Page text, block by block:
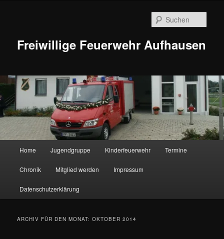
Freiwillige Feuerwehr Aufhausen
Home Jugendgruppe Kinderfeuerwehr Termine
Chronik Mitglied werden Impressum
Datenschutzerklärung
ARCHIV FÜR DEN MONAT:OKTOBER 2014